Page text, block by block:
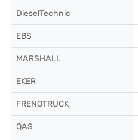
DieselTechnic
EBS
MARSHALL
EKER
FRENOTRUCK
QAS